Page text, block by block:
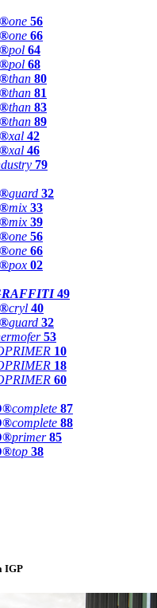
one 56
one 66
pol 64
pol 68
than 80
than 81
than 83
than 89
xal 42
xal 46
79
guard 32
mix 33
mix 39
one 56
one 66
pox 02
49
cryl 40
guard 32
53
10
18
60
complete 87
complete 88
primer 85
top 38
IGP